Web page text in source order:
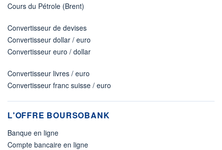
Cours du Pétrole (Brent)
Convertisseur de devises
Convertisseur dollar / euro
Convertisseur euro / dollar
Convertisseur livres / euro
Convertisseur franc suisse / euro
L'OFFRE BOURSOBANK
Banque en ligne
Compte bancaire en ligne